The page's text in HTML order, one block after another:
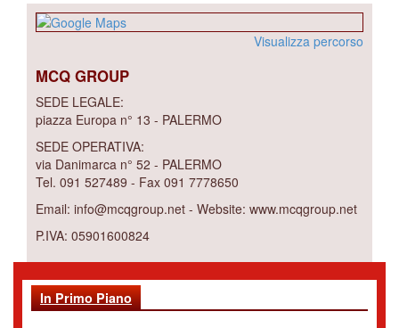
Visualizza percorso
MCQ GROUP
SEDE LEGALE:
piazza Europa n° 13 - PALERMO
SEDE OPERATIVA:
via Danimarca n° 52 - PALERMO
Tel. 091 527489 - Fax 091 7778650
Email: info@mcqgroup.net - Website: www.mcqgroup.net
P.IVA: 05901600824
In Primo Piano